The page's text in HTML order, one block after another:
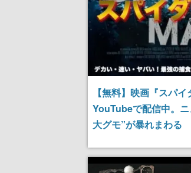
【無料】映画『スパ
YouTubeで配信中。
大グモ”が暴れまわる